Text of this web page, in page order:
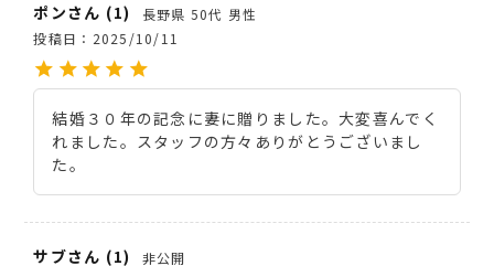
ポン 1 長野県 50代 男性
投稿日
2025/10/11
結婚３０年の記念に妻に贈りました。大変喜んでく
れました。スタッフの方々ありがとうございまし
た。
サブ 1
非公開